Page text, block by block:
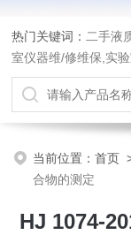
热门关键词： 二手液
室仪器维/修维保,实
当前位置：首页
合物的测定
HJ 1074-